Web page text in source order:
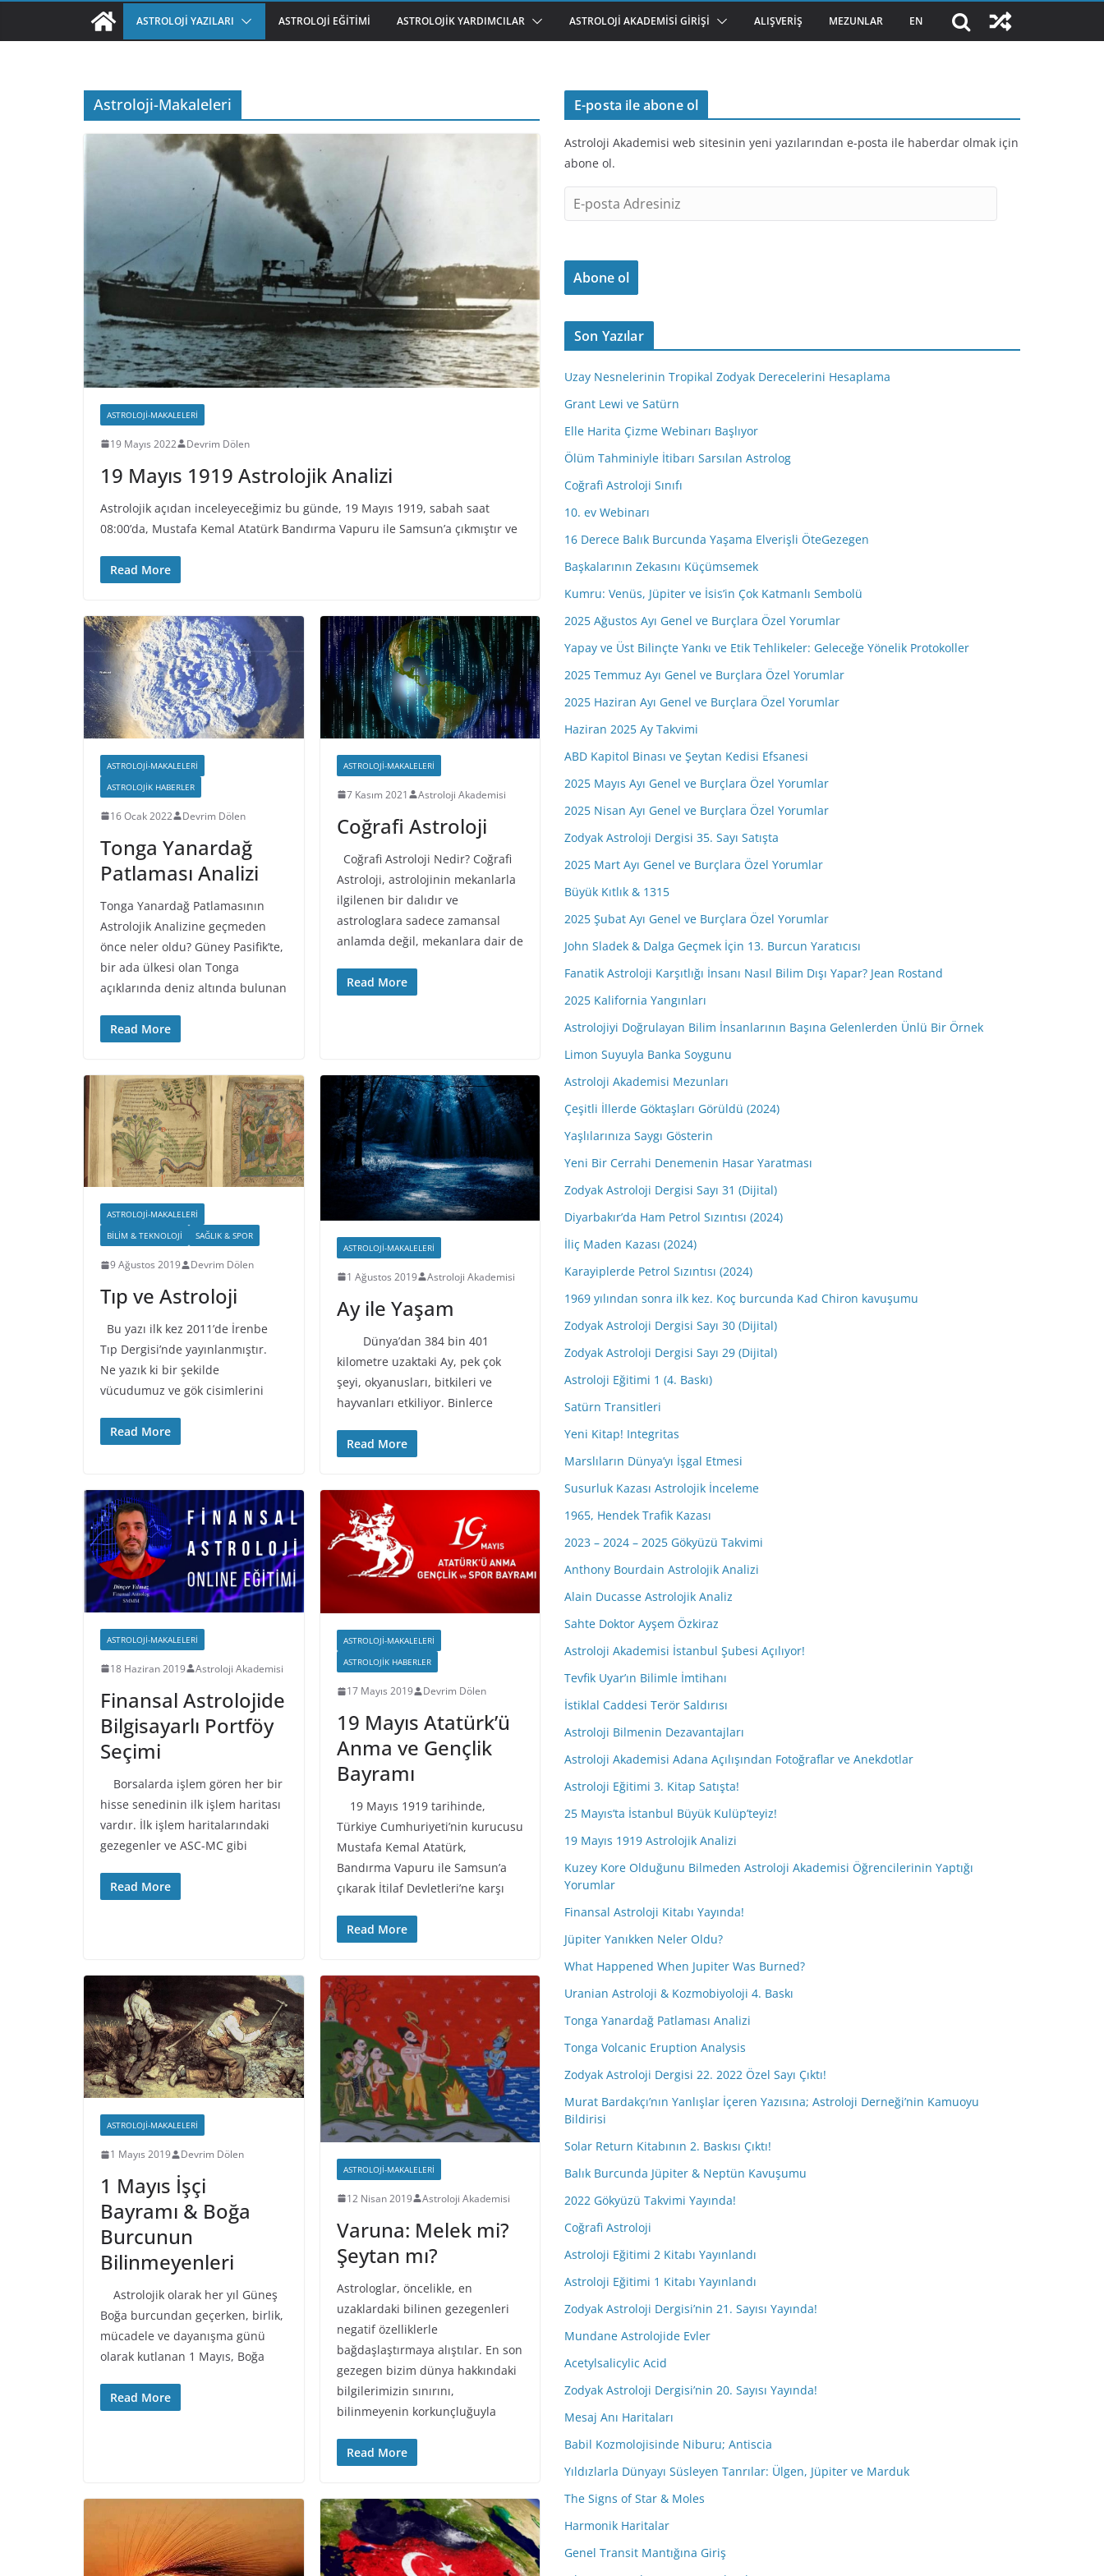
ASTROLOJI YAZILARI ASTROLOJI EĞITIMI ASTROLOJIK YARDIMCILAR ASTROLOJI AKADEMISI GIRIŞI ALIŞVERIŞ MEZUNLAR EN
Astroloji-Makaleleri
ASTROLOJI-MAKALELERI
19 Mayıs 2022 Devrim Dölen
19 Mayıs 1919 Astrolojik Analizi
Astrolojik açıdan inceleyeceğimiz bu günde, 19 Mayıs 1919, sabah saat
08:00’da, Mustafa Kemal Atatürk Bandırma Vapuru ile Samsun’a çıkmıştır ve
Read More
ASTROLOJI-MAKALELERI
ASTROLOJIK HABERLER
16 Ocak 2022 Devrim Dölen
Tonga Yanardağ
Patlaması Analizi
Tonga Yanardağ Patlamasının
Astrolojik Analizine geçmeden
önce neler oldu? Güney Pasifik’te,
bir ada ülkesi olan Tonga
açıklarında deniz altında bulunan
Read More
ASTROLOJI-MAKALELERI
7 Kasım 2021 Astroloji Akademisi
Coğrafi Astroloji
Coğrafi Astroloji Nedir? Coğrafi
Astroloji, astrolojinin mekanlarla
ilgilenen bir dalıdır ve
astrologlara sadece zamansal
anlamda değil, mekanlara dair de
Read More
ASTROLOJI-MAKALELERI
BILIM & TEKNOLOJI
SAĞLIK & SPOR
9 Ağustos 2019 Devrim Dölen
Tıp ve Astroloji
Bu yazı ilk kez 2011’de İrenbe
Tıp Dergisi’nde yayınlanmıştır.
Ne yazık ki bir şekilde
vücudumuz ve gök cisimlerini
Read More
ASTROLOJI-MAKALELERI
1 Ağustos 2019 Astroloji Akademisi
Ay ile Yaşam
Dünya’dan 384 bin 401
kilometre uzaktaki Ay, pek çok
şeyi, okyanusları, bitkileri ve
hayvanları etkiliyor. Binlerce
Read More
ASTROLOJI-MAKALELERI
18 Haziran 2019 Astroloji Akademisi
Finansal Astrolojide
Bilgisayarlı Portföy
Seçimi
Borsalarda işlem gören her bir
hisse senedinin ilk işlem haritası
vardır. İlk işlem haritalarındaki
gezegenler ve ASC-MC gibi
Read More
ASTROLOJI-MAKALELERI
ASTROLOJIK HABERLER
17 Mayıs 2019 Devrim Dölen
19 Mayıs Atatürk’ü
Anma ve Gençlik
Bayramı
19 Mayıs 1919 tarihinde,
Türkiye Cumhuriyeti’nin kurucusu
Mustafa Kemal Atatürk,
Bandırma Vapuru ile Samsun’a
çıkarak İtilaf Devletleri’ne karşı
Read More
ASTROLOJI-MAKALELERI
1 Mayıs 2019 Devrim Dölen
1 Mayıs İşçi
Bayramı & Boğa
Burcunun
Bilinmeyenleri
Astrolojik olarak her yıl Güneş
Boğa burcundan geçerken, birlik,
mücadele ve dayanışma günü
olarak kutlanan 1 Mayıs, Boğa
Read More
ASTROLOJI-MAKALELERI
12 Nisan 2019 Astroloji Akademisi
Varuna: Melek mi?
Şeytan mı?
Astrologlar, öncelikle, en
uzaklardaki bilinen gezegenleri
negatif özelliklerle
bağdaşlaştırmaya alıştılar. En son
gezegen bizim dünya hakkındaki
bilgilerimizin sınırını,
bilinmeyenin korkunçluğuyla
Read More
E-posta ile abone ol
Astroloji Akademisi web sitesinin yeni yazılarından e-posta ile haberdar olmak için
abone ol.
-
o
t
a
r
e
n
i
Abone ol
Son Yazılar
Uzay Nesnelerinin Tropikal Zodyak Derecelerini Hesaplama
Grant Lewi ve Satürn
Elle Harita Çizme Webinarı Başlıyor
Ölüm Tahminiyle İtibarı Sarsılan Astrolog
Coğrafi Astroloji Sınıfı
10. ev Webinarı
16 Derece Balık Burcunda Yaşama Elverişli ÖteGezegen
Başkalarının Zekasını Küçümsemek
Kumru: Venüs, Jüpiter ve İsis’in Çok Katmanlı Sembolü
2025 Ağustos Ayı Genel ve Burçlara Özel Yorumlar
Yapay ve Üst Bilinçte Yankı ve Etik Tehlikeler: Geleceğe Yönelik Protokoller
2025 Temmuz Ayı Genel ve Burçlara Özel Yorumlar
2025 Haziran Ayı Genel ve Burçlara Özel Yorumlar
Haziran 2025 Ay Takvimi
ABD Kapitol Binası ve Şeytan Kedisi Efsanesi
2025 Mayıs Ayı Genel ve Burçlara Özel Yorumlar
2025 Nisan Ayı Genel ve Burçlara Özel Yorumlar
Zodyak Astroloji Dergisi 35. Sayı Satışta
2025 Mart Ayı Genel ve Burçlara Özel Yorumlar
Büyük Kıtlık & 1315
2025 Şubat Ayı Genel ve Burçlara Özel Yorumlar
John Sladek & Dalga Geçmek İçin 13. Burcun Yaratıcısı
Fanatik Astroloji Karşıtlığı İnsanı Nasıl Bilim Dışı Yapar? Jean Rostand
2025 Kalifornia Yangınları
Astrolojiyi Doğrulayan Bilim İnsanlarının Başına Gelenlerden Ünlü Bir Örnek
Limon Suyuyla Banka Soygunu
Astroloji Akademisi Mezunları
Çeşitli İllerde Göktaşları Görüldü (2024)
Yaşlılarınıza Saygı Gösterin
Yeni Bir Cerrahi Denemenin Hasar Yaratması
Zodyak Astroloji Dergisi Sayı 31 (Dijital)
Diyarbakır’da Ham Petrol Sızıntısı (2024)
İliç Maden Kazası (2024)
Karayiplerde Petrol Sızıntısı (2024)
1969 yılından sonra ilk kez. Koç burcunda Kad Chiron kavuşumu
Zodyak Astroloji Dergisi Sayı 30 (Dijital)
Zodyak Astroloji Dergisi Sayı 29 (Dijital)
Astroloji Eğitimi 1 (4. Baskı)
Satürn Transitleri
Yeni Kitap! Integritas
Marslıların Dünya’yı İşgal Etmesi
Susurluk Kazası Astrolojik İnceleme
1965, Hendek Trafik Kazası
2023 – 2024 – 2025 Gökyüzü Takvimi
Anthony Bourdain Astrolojik Analizi
Alain Ducasse Astrolojik Analiz
Sahte Doktor Ayşem Özkiraz
Astroloji Akademisi İstanbul Şubesi Açılıyor!
Tevfik Uyar’ın Bilimle İmtihanı
İstiklal Caddesi Terör Saldırısı
Astroloji Bilmenin Dezavantajları
Astroloji Akademisi Adana Açılışından Fotoğraflar ve Anekdotlar
Astroloji Eğitimi 3. Kitap Satışta!
25 Mayıs’ta İstanbul Büyük Kulüp’teyiz!
19 Mayıs 1919 Astrolojik Analizi
Kuzey Kore Olduğunu Bilmeden Astroloji Akademisi Öğrencilerinin Yaptığı
Yorumlar
Finansal Astroloji Kitabı Yayında!
Jüpiter Yanıkken Neler Oldu?
What Happened When Jupiter Was Burned?
Uranian Astroloji & Kozmobiyoloji 4. Baskı
Tonga Yanardağ Patlaması Analizi
Tonga Volcanic Eruption Analysis
Zodyak Astroloji Dergisi 22. 2022 Özel Sayı Çıktı!
Murat Bardakçı’nın Yanlışlar İçeren Yazısına; Astroloji Derneği’nin Kamuoyu
Bildirisi
Solar Return Kitabının 2. Baskısı Çıktı!
Balık Burcunda Jüpiter & Neptün Kavuşumu
2022 Gökyüzü Takvimi Yayında!
Coğrafi Astroloji
Astroloji Eğitimi 2 Kitabı Yayınlandı
Astroloji Eğitimi 1 Kitabı Yayınlandı
Zodyak Astroloji Dergisi’nin 21. Sayısı Yayında!
Mundane Astrolojide Evler
Acetylsalicylic Acid
Zodyak Astroloji Dergisi’nin 20. Sayısı Yayında!
Mesaj Anı Haritaları
Babil Kozmolojisinde Niburu; Antiscia
Yıldızlarla Dünyayı Süsleyen Tanrılar: Ülgen, Jüpiter ve Marduk
The Signs of Star & Moles
Harmonik Haritalar
Genel Transit Mantığına Giriş